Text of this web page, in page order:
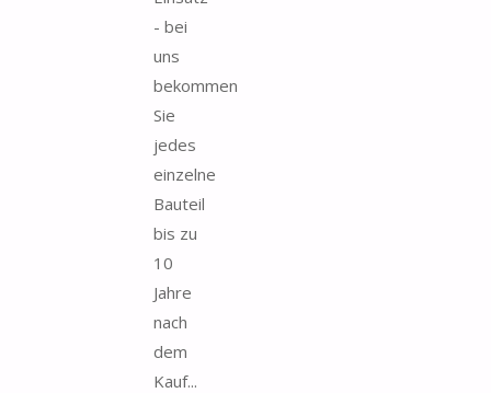
- bei
uns
bekommen
Sie
jedes
einzelne
Bauteil
bis zu
10
Jahre
nach
dem
Kauf...